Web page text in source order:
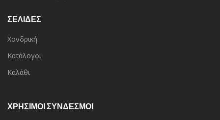
ΣΕΛΙΔΕΣ
Χονδρική
Κατάλογοι
Καλάθι
ΧΡΗΣΙΜΟΙ ΣΥΝΔΕΣΜΟΙ